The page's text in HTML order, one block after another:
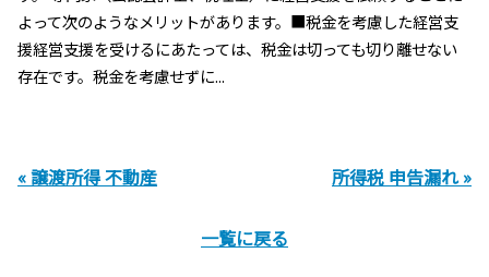
よって次のようなメリットがあります。■税金を考慮した経営支
援経営支援を受けるにあたっては、税金は切っても切り離せない
存在です。税金を考慮せずに...
« 譲渡所得 不動産 所得税 申告漏れ »
一覧に戻る